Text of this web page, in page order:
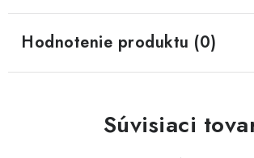
Hodnotenie produktu (0)
Súvisiaci